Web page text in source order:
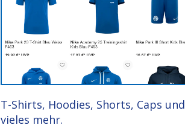
T-Shirts, Hoodies, Shorts, Caps und
vieles mehr.